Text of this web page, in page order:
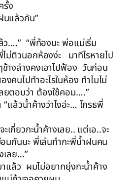
รั้ง
นแล้วกัน”
ว….” “พี่ก้องนะ พ่อแม่เริ่ม
ไม่ติวนอกห้องง่ะ มาทีไรหายไป
างล่างคงเอาไปฟ้อง วันก่อน
คนไปทำอะไรในห้อง ทำไมไม่
ยตอบว่า ต้องใช้คอม….”
แล้วน้ำค้างว่าไงอ่ะ… โกรธพี่
เกี่ยวกะน้ำค้างเลย.. แต่เอ..จะ
อนกันนะ พี่เล่นทำกะพี่น้ำฝนคน
เลย…”
าแล้ว ผมไม่อยากยุ่งกะน้ำค้าง